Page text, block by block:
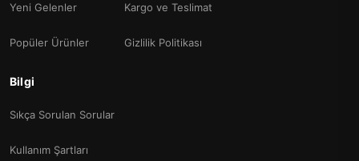
Yeni Gelenler
Popüler Ürünler
Kargo ve Teslimat
Gizlilik Politikası
Bilgi
Sıkça Sorulan Sorular
Kullanım Şartları